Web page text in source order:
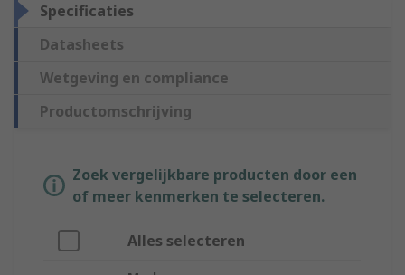
Specificaties
Datasheets
Wetgeving en compliance
Productomschrijving
Zoek vergelijkbare producten door een
of meer kenmerken te selecteren.
Alles selecteren